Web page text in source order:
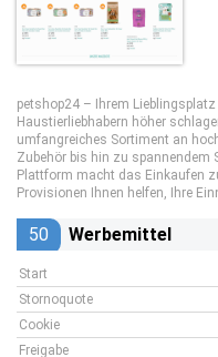
petshop24 – Ihrem
Haustierliebhabern höher
umfangreiches Sortiment an
Zubehör bis hin zu spannendem
Plattform macht das Einkaufen
Provisionen Ihnen helfen, Ihre
50 Werbemittel
Start
Stornoquote
Cookie
Freigabe